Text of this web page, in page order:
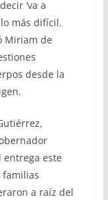
‘va a
más difícil.
Miriam de
desde la
entrega este
familias
a raíz del